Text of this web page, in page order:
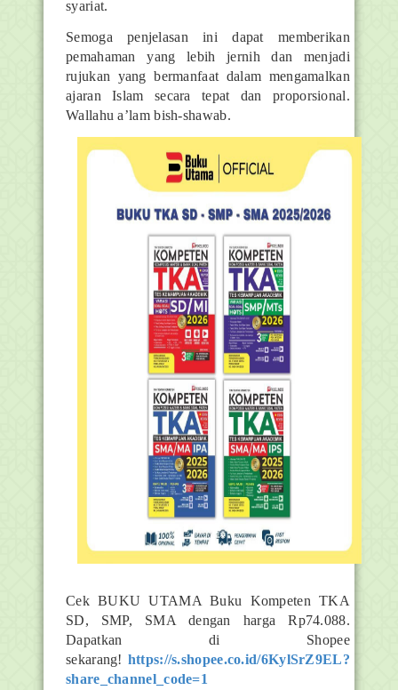
syariat.
Semoga penjelasan ini dapat memberikan
pemahaman yang lebih jernih dan menjadi
rujukan yang bermanfaat dalam mengamalkan
ajaran Islam secara tepat dan proporsional.
Wallahu a’lam bish-shawab.
Cek BUKU UTAMA Buku Kompeten TKA
SD, SMP, SMA dengan harga Rp74.088.
Dapatkan di Shopee
sekarang! https://s.shopee.co.id/6KylSrZ9EL?
share_channel_code=1